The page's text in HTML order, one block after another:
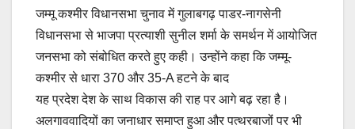
जम्मू कश्मीर विधानसभा चुनाव में गुलाबगढ़ पाडर-नागसेनी
विधानसभा से भाजपा प्रत्याशी सुनील शर्मा के समर्थन में आयोजित
जनसभा को संबोधित करते हुए कही। उन्होंने कहा कि जम्‍मू-
कश्‍मीर से धारा 370 और 35-A हटने के बाद
यह प्रदेश देश के साथ विकास की राह पर आगे बढ़ रहा है।
अलगाववादियों का जनाधार समाप्त हुआ और पत्थरबाजोंं पर भी